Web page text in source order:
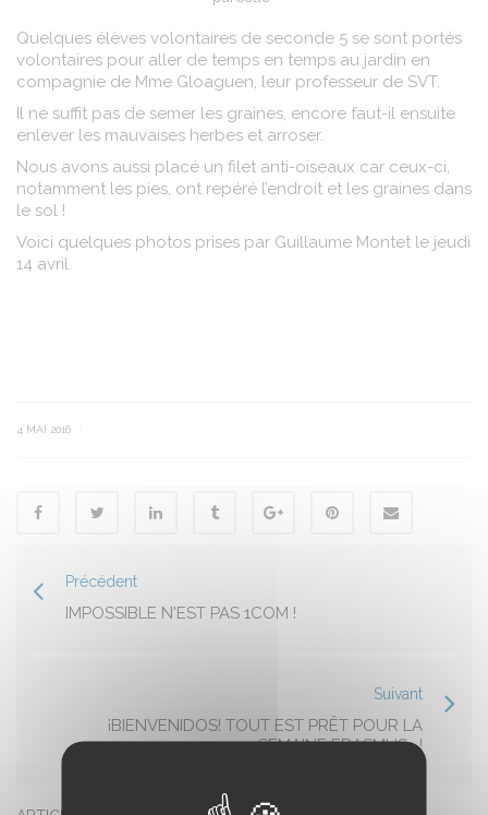
Quelques élèves volontaires de seconde 5 se sont portés
volontaires pour aller de temps en temps au jardin en
compagnie de Mme Gloaguen, leur professeur de SVT.
Il ne suffit pas de semer les graines, encore faut-il ensuite
enlever les mauvaises herbes et arroser.
Nous avons aussi placé un filet anti-oiseaux car ceux-ci,
notamment les pies, ont repéré l’endroit et les graines dans
le sol !
Voici quelques photos prises par Guillaume Montet le jeudi
14 avril.
4 MAI 2016
Précédent
IMPOSSIBLE N'EST PAS 1COM !
Suivant
­¡BIENVENIDOS! TOUT EST PRÊT POUR LA
SEMAINE ERASMUS+ !